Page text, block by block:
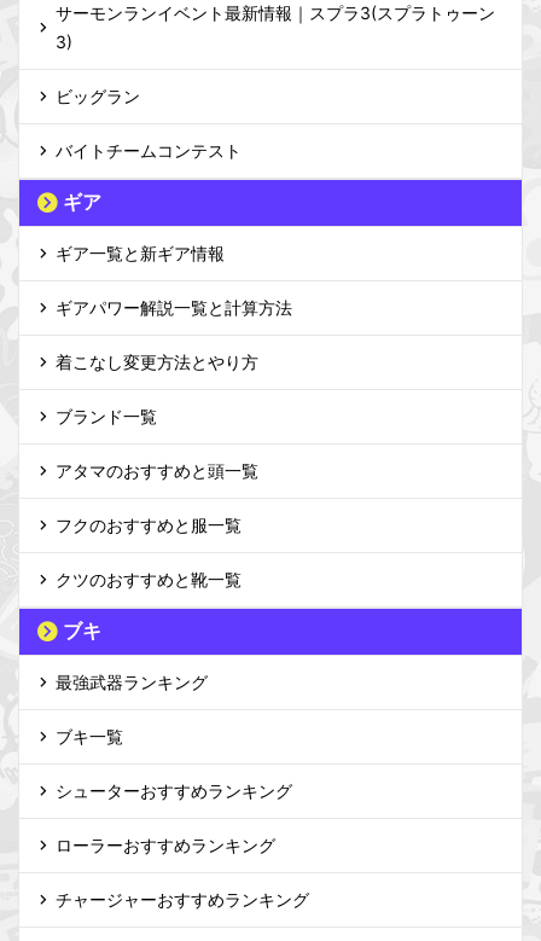
サーモンランイベント最新情報｜スプラ3(スプラトゥーン
3)
ビッグラン
バイトチームコンテスト
ギア
ギア一覧と新ギア情報
ギアパワー解説一覧と計算方法
着こなし変更方法とやり方
ブランド一覧
アタマのおすすめと頭一覧
フクのおすすめと服一覧
クツのおすすめと靴一覧
ブキ
最強武器ランキング
ブキ一覧
シューターおすすめランキング
ローラーおすすめランキング
チャージャーおすすめランキング